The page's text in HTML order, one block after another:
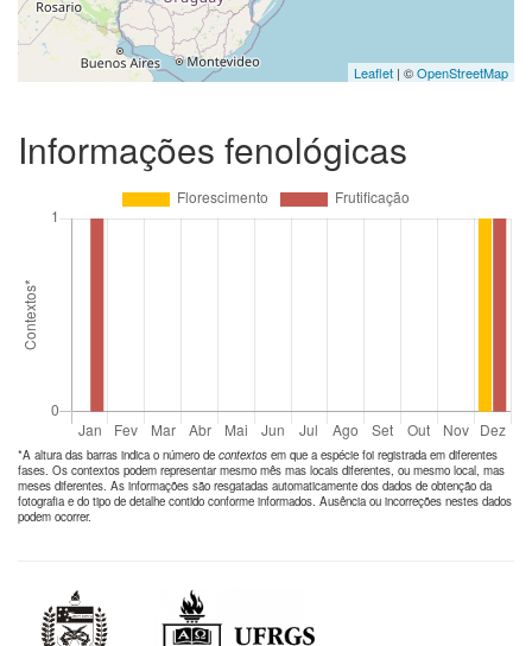
Leaflet | ©OpenStreetMap
Informações fenológicas
*A altura das barras indica o número de contextos em que a espécie foi registrada em diferentes
fases. Os contextos podem representar mesmo mês mas locais diferentes, ou mesmo local, mas
meses diferentes. As informações são resgatadas automaticamente dos dados de obtenção da
fotografia e do tipo de detalhe contido conforme informados. Ausência ou incorreções nestes dados
podem ocorrer.